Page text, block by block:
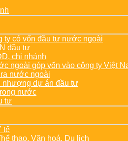
ty có vốn đầu tư nước ngoài
đầu tư
chi nhánh
ngoài góp vốn vào công ty Việt
nước ngoài
nhượng dự án đầu tư
nước
tư
tế
thao, Văn hoá, Du lịch